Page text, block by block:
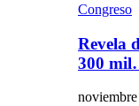
Congreso
Revela
300